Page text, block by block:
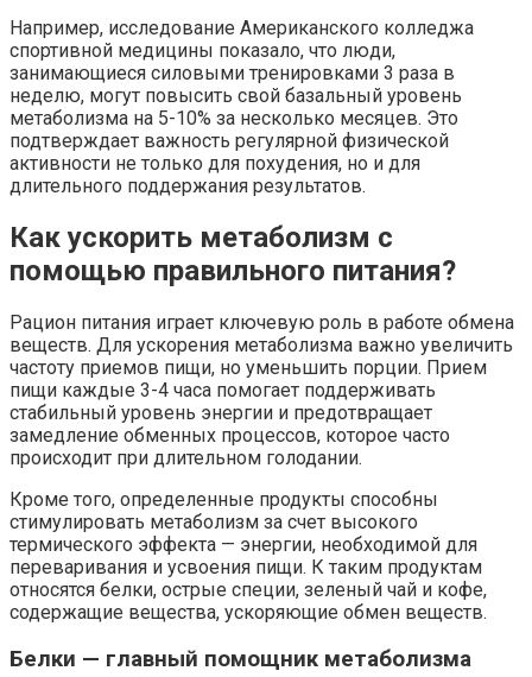
Например, исследование Американского колледжа
спортивной медицины показало, что люди,
занимающиеся силовыми тренировками 3 раза в
неделю, могут повысить свой базальный уровень
метаболизма на 5-10% за несколько месяцев. Это
подтверждает важность регулярной физической
активности не только для похудения, но и для
длительного поддержания результатов.
Как ускорить метаболизм с
помощью правильного питания?
Рацион питания играет ключевую роль в работе обмена
веществ. Для ускорения метаболизма важно увеличить
частоту приемов пищи, но уменьшить порции. Прием
пищи каждые 3-4 часа помогает поддерживать
стабильный уровень энергии и предотвращает
замедление обменных процессов, которое часто
происходит при длительном голодании.
Кроме того, определенные продукты способны
стимулировать метаболизм за счет высокого
термического эффекта — энергии, необходимой для
переваривания и усвоения пищи. К таким продуктам
относятся белки, острые специи, зеленый чай и кофе,
содержащие вещества, ускоряющие обмен веществ.
Белки — главный помощник метаболизма